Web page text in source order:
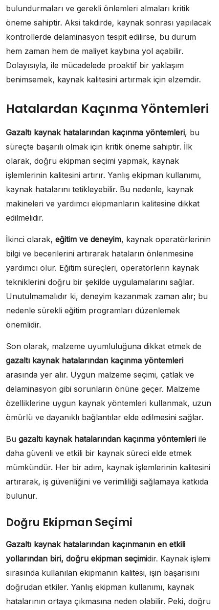
bulundurmaları ve gerekli önlemleri almaları kritik
öneme sahiptir. Aksi takdirde, kaynak sonrası yapılacak
kontrollerde delaminasyon tespit edilirse, bu durum
hem zaman hem de maliyet kaybına yol açabilir.
Dolayısıyla, ile mücadelede proaktif bir yaklaşım
benimsemek, kaynak kalitesini artırmak için elzemdir.
Hatalardan Kaçınma Yöntemleri
Gazaltı kaynak hatalarından kaçınma yöntemleri, bu
süreçte başarılı olmak için kritik öneme sahiptir. İlk
olarak, doğru ekipman seçimi yapmak, kaynak
işlemlerinin kalitesini artırır. Yanlış ekipman kullanımı,
kaynak hatalarını tetikleyebilir. Bu nedenle, kaynak
makineleri ve yardımcı ekipmanların kalitesine dikkat
edilmelidir.
İkinci olarak, eğitim ve deneyim, kaynak operatörlerinin
bilgi ve becerilerini artırarak hataların önlenmesine
yardımcı olur. Eğitim süreçleri, operatörlerin kaynak
tekniklerini doğru bir şekilde uygulamalarını sağlar.
Unutulmamalıdır ki, deneyim kazanmak zaman alır; bu
nedenle sürekli eğitim programları düzenlemek
önemlidir.
Son olarak, malzeme uyumluluğuna dikkat etmek de
gazaltı kaynak hatalarından kaçınma yöntemleri
arasında yer alır. Uygun malzeme seçimi, çatlak ve
delaminasyon gibi sorunların önüne geçer. Malzeme
özelliklerine uygun kaynak yöntemleri kullanmak, uzun
ömürlü ve dayanıklı bağlantılar elde edilmesini sağlar.
Bu gazaltı kaynak hatalarından kaçınma yöntemleri ile
daha güvenli ve etkili bir kaynak süreci elde etmek
mümkündür. Her bir adım, kaynak işlemlerinin kalitesini
artırarak, iş güvenliğini ve verimliliği sağlamaya katkıda
bulunur.
Doğru Ekipman Seçimi
Gazaltı kaynak hatalarından kaçınmanın en etkili
yollarından biri, doğru ekipman seçimidir. Kaynak işlemi
sırasında kullanılan ekipmanın kalitesi, işin başarısını
doğrudan etkiler. Yanlış ekipman kullanımı, kaynak
hatalarının ortaya çıkmasına neden olabilir. Peki, doğru